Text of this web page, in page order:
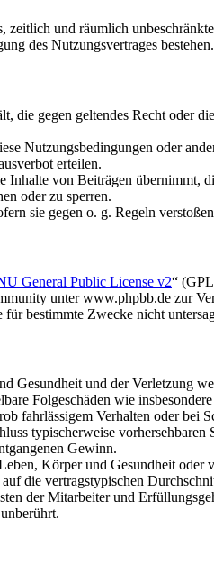
und räumlich
des Nutzungsvertrages bestehen.
die gegen geltendes Recht oder
Nutzungsbedingungen oder
erteilen.
von Beiträgen übernimmt,
oder zu sperren.
sie gegen o. g. Regeln
General Public License v2“
unter www.phpbb.de zur
bestimmte Zwecke nicht
Gesundheit und der Verletzung
Folgeschäden wie
fahrlässigem Verhalten oder
typischerweise
Gewinn.
Körper und Gesundheit oder
die vertragstypischen
der Mitarbeiter und